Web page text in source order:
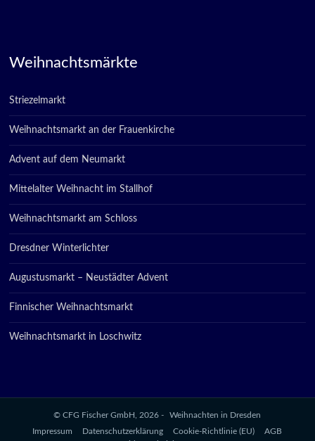
Weihnachtsmärkte
Striezelmarkt
Weihnachtsmarkt an der Frauenkirche
Advent auf dem Neumarkt
Mittelalter Weihnacht im Stallhof
Weihnachtsmarkt am Schloss
Dresdner Winterlichter
Augustusmarkt – Neustädter Advent
Finnischer Weihnachtsmarkt
Weihnachtsmarkt in Loschwitz
© CFG Fischer GmbH, 2026 -
Weihnachten in Dresden
Impressum
Datenschutzerklärung Cookie-Richtlinie (EU)
AGB